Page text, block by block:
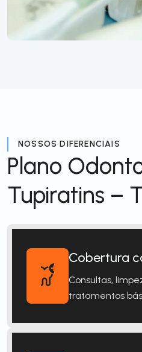
NOSSOS DIFERENCIAIS
Plano
Tupiratins –
Cobertura
Consultas,
tratamentos